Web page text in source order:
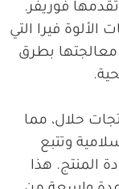
فوريفر.
الألوة فيرا التي
معالجتها بطرق
حلال، مما
وتتبع
المنتج. هذا